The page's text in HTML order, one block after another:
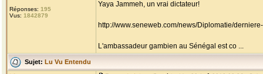
Réponses: 195
Vus: 1842879
Yaya Jammeh, un vrai dictateur!
http://www.seneweb.com/news/Diplomatie/
L'ambassadeur gambien au Sénégal est co ...
Sujet: Lu Vu Entendu